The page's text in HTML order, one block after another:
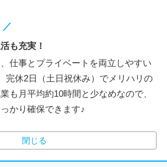
／
も充実！
仕事とプライベートを両立しやすい
完休2日（土日祝休み）でメリハリの
も月平均約10時間と少なめなので、
かり確保できます♪
閉じる